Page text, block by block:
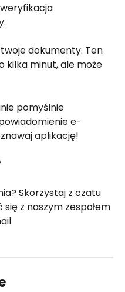
dokumenty. Ten
kilka minut, ale może
pomyślnie
e-
aplikację!
Skorzystaj z czatu
z naszym zespołem